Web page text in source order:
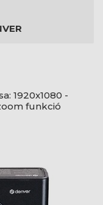
1920x1080 -
funkció